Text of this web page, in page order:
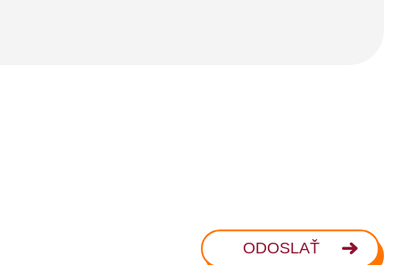
ODOSLAŤ